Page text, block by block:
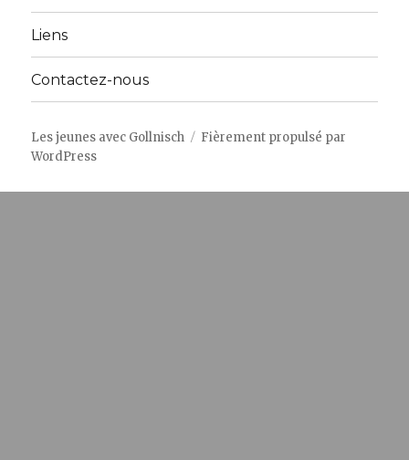
Liens
Contactez-nous
Les jeunes avec Gollnisch
Fièrement propulsé par
WordPress